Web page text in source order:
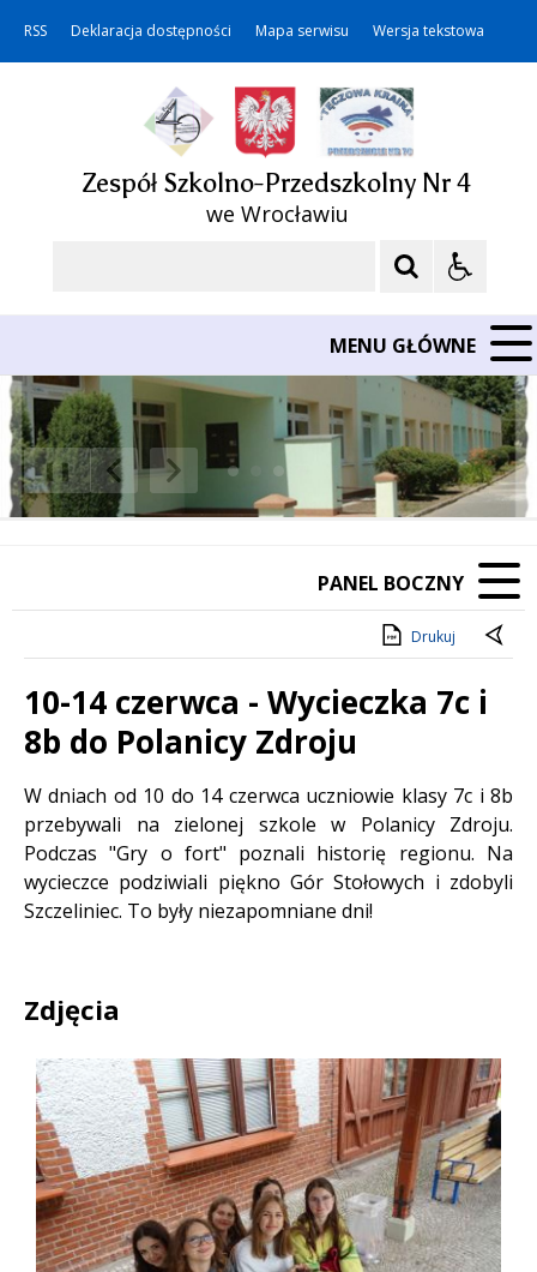
RSS Deklaracja dostępności Mapa serwisu Wersja tekstowa
Zespół Szkolno-Przedszkolny Nr 4
we Wrocławiu
MENU GŁÓWNE
Poprzedni Element
Następny Element
❚❚
PANEL BOCZNY
Drukuj
10-14 czerwca - Wycieczka 7c i
8b do Polanicy Zdroju
Treść
W dniach od 10 do 14 czerwca uczniowie klasy 7c i 8b
przebywali na zielonej szkole w Polanicy Zdroju.
Podczas "Gry o fort" poznali historię regionu. Na
wycieczce podziwiali piękno Gór Stołowych i zdobyli
Szczeliniec. To były niezapomniane dni!
Zdjęcia